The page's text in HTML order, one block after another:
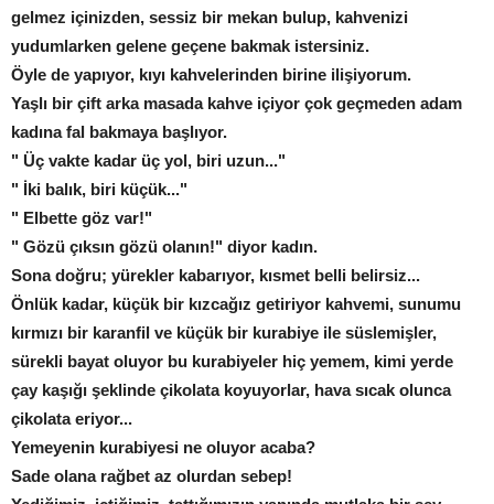
gelmez içinizden, sessiz bir mekan bulup, kahvenizi
yudumlarken gelene geçene bakmak istersiniz.
Öyle de yapıyor, kıyı kahvelerinden birine ilişiyorum.
Yaşlı bir çift arka masada kahve içiyor çok geçmeden adam
kadına fal bakmaya başlıyor.
" Üç vakte kadar üç yol, biri uzun..."
" İki balık, biri küçük..."
" Elbette göz var!"
" Gözü çıksın gözü olanın!" diyor kadın.
Sona doğru; yürekler kabarıyor, kısmet belli belirsiz...
Önlük kadar, küçük bir kızcağız getiriyor kahvemi, sunumu
kırmızı bir karanfil ve küçük bir kurabiye ile süslemişler,
sürekli bayat oluyor bu kurabiyeler hiç yemem, kimi yerde
çay kaşığı şeklinde çikolata koyuyorlar, hava sıcak olunca
çikolata eriyor...
Yemeyenin kurabiyesi ne oluyor acaba?
Sade olana rağbet az olurdan sebep!